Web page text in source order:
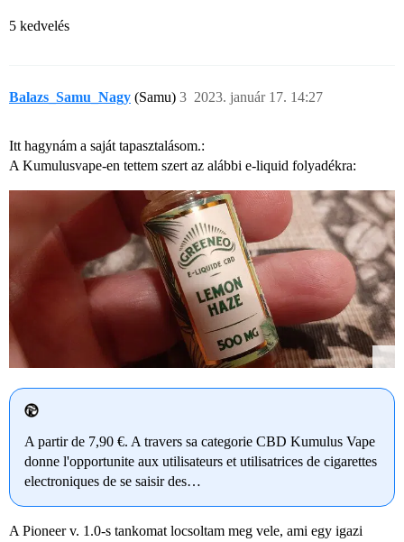
5 kedvelés
Balazs_Samu_Nagy (Samu) 2023. január 17. 14:27
3
Itt hagynám a saját tapasztalásom.:
A Kumulusvape-en tettem szert az alábbi e-liquid folyadékra:
A partir de 7,90 €. A travers sa categorie CBD Kumulus Vape
donne l'opportunite aux utilisateurs et utilisatrices de cigarettes
electroniques de se saisir des…
A Pioneer v. 1.0-s tankomat locsoltam meg vele, ami egy igazi